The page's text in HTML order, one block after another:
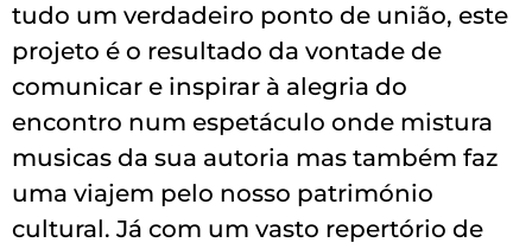
tudo um verdadeiro ponto de união, este
projeto é o resultado da vontade de
comunicar e inspirar à alegria do
encontro num espetáculo onde mistura
musicas da sua autoria mas também faz
uma viajem pelo nosso património
cultural. Já com um vasto repertório de